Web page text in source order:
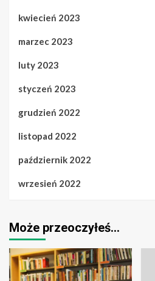
kwiecień 2023
marzec 2023
luty 2023
styczeń 2023
grudzień 2022
listopad 2022
październik 2022
wrzesień 2022
Może przeoczyłeś…